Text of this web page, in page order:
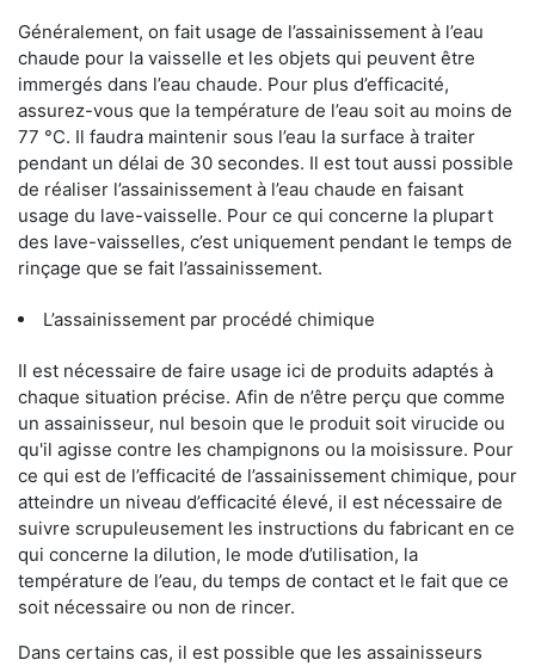
Généralement, on fait usage de l’assainissement à l’eau
chaude pour la vaisselle et les objets qui peuvent être
immergés dans l’eau chaude. Pour plus d’efficacité,
assurez-vous que la température de l’eau soit au moins de
77 °C. Il faudra maintenir sous l’eau la surface à traiter
pendant un délai de 30 secondes. Il est tout aussi possible
de réaliser l’assainissement à l’eau chaude en faisant
usage du lave-vaisselle. Pour ce qui concerne la plupart
des lave-vaisselles, c’est uniquement pendant le temps de
rinçage que se fait l’assainissement.
L’assainissement par procédé chimique
Il est nécessaire de faire usage ici de produits adaptés à
chaque situation précise. Afin de n’être perçu que comme
un assainisseur, nul besoin que le produit soit virucide ou
qu'il agisse contre les champignons ou la moisissure. Pour
ce qui est de l’efficacité de l’assainissement chimique, pour
atteindre un niveau d’efficacité élevé, il est nécessaire de
suivre scrupuleusement les instructions du fabricant en ce
qui concerne la dilution, le mode d’utilisation, la
température de l’eau, du temps de contact et le fait que ce
soit nécessaire ou non de rincer.
Dans certains cas, il est possible que les assainisseurs